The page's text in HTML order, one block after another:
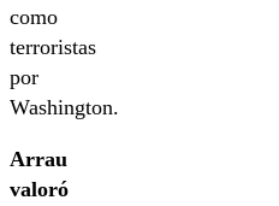
como
terroristas
por
Washington.
Arrau
valoró